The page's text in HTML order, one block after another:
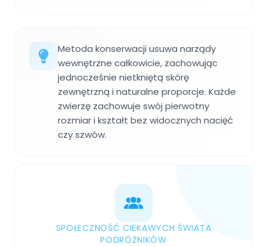
Metoda konserwacji usuwa narządy
wewnętrzne całkowicie, zachowując
jednocześnie nietkniętą skórę
zewnętrzną i naturalne proporcje. Każde
zwierzę zachowuje swój pierwotny
rozmiar i kształt bez widocznych nacięć
czy szwów.
SPOŁECZNOŚĆ CIEKAWYCH ŚWIATA
PODRÓŻNIKÓW